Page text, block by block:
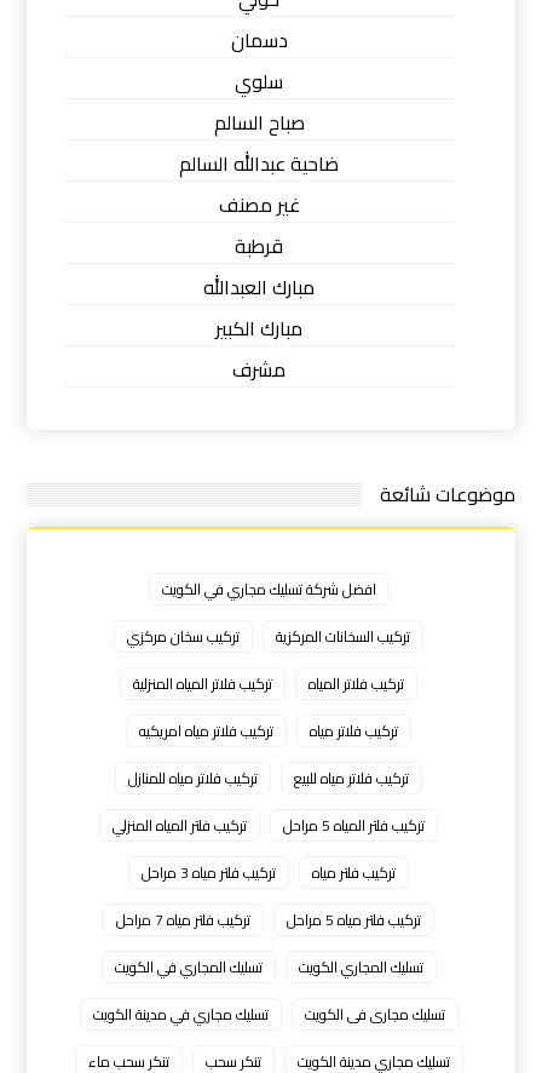
دسمان
سلوي
صباح السالم
ضاحية عبدالله السالم
غير مصنف
قرطبة
مبارك العبدالله
مبارك الكبير
مشرف
موضوعات شائعة
افضل شركة تسليك مجاري في الكويت
تركيب السخانات المركزية
تركيب سخان مركزي
تركيب فلاتر المياه
تركيب فلاتر المياه المنزلية
تركيب فلاتر مياه
تركيب فلاتر مياه امريكيه
تركيب فلاتر مياه للبيع
تركيب فلاتر مياه للمنازل
تركيب فلتر المياه 5 مراحل
تركيب فلتر المياه المنزلي
تركيب فلتر مياه
تركيب فلتر مياه 3 مراحل
تركيب فلتر مياه 5 مراحل
تركيب فلتر مياه 7 مراحل
تسليك المجاري الكويت
تسليك المجاري في الكويت
تسليك مجارى فى الكويت
تسليك مجاري في مدينة الكويت
تسليك مجاري مدينة الكويت
تنكر سحب
تنكر سحب ماء